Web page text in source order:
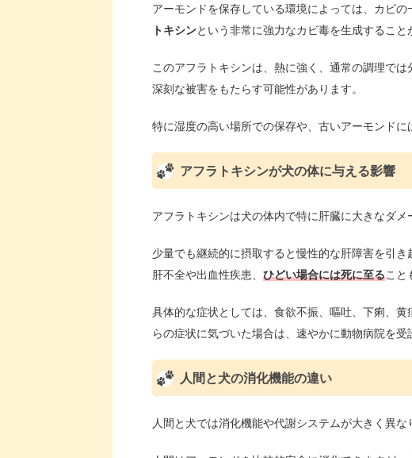
アーモンドを保存している環境によっては、カビの
トキシンという非常に強力なカビ毒を生成すること
このアフラトキシンは、熱に強く、通常の調理で
深刻な被害をもたらす可能性があります。
特に湿度の高い場所での保存や、古いアーモンドに
アフラトキシンが犬の体に与える影響
アフラトキシンは犬の体内で特に肝臓に大きなダメ
少量でも継続的に摂取すると慢性的な肝障害を引
肝不全や出血性疾患、 ひどい場合には死に至ること
具体的な症状としては、食欲不振、嘔吐、下痢、
らの症状に気づいた場合は、速やかに動物病院を受
人間と犬の消化機能の違い
人間と犬では消化機能や代謝システムが大きく異な